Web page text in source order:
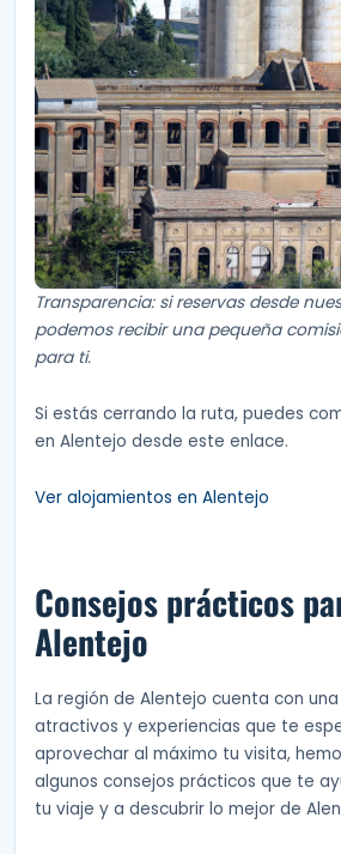
Transparencia: si reservas desde
podemos recibir una pequeña
para ti.
Si estás cerrando la ruta, puedes
en Alentejo desde este enlace.
Ver alojamientos en Alentejo
Consejos prácticos
Alentejo
La región de Alentejo cuenta con
atractivos y experiencias que te
aprovechar al máximo tu visita,
algunos consejos prácticos que te
tu viaje y a descubrir lo mejor de